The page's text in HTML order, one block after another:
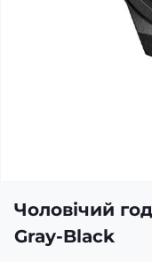
Чоловічий
Gray-Black